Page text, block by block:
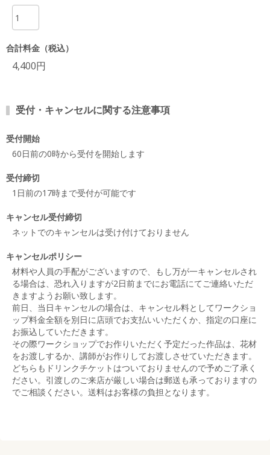
合計料金（税込）
4,400円
受付・キャンセルに関する注意事項
受付開始
60日前の0時から受付を開始します
受付締切
1日前の17時まで受付が可能です
キャンセル受付締切
ネットでのキャンセルは受け付けておりません
キャンセルポリシー
材料や人員の手配がございますので、もし万が一キャンセルされ
る場合は、恐れ入りますが2日前までにお電話にてご連絡いただ
きますようお願い致します。
前日、当日キャンセルの場合は、キャンセル料としてワークショ
ップ料金全額を別日に店頭でお支払いいただくか、指定の口座に
お振込していただきます。
その際ワークショップでお作りいただく予定だった作品は、花材
をお渡しするか、講師がお作りしてお渡しさせていただきます。
どちらもドリンクチケットはついておりませんので予めご了承く
ださい。引渡しのご来店が厳しい場合は郵送も承っておりますの
でご相談ください。送料はお客様の負担となります。